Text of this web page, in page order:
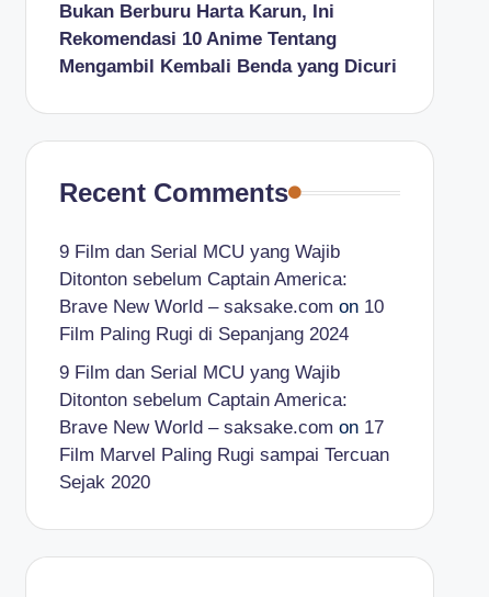
Bukan Berburu Harta Karun, Ini
Rekomendasi 10 Anime Tentang
Mengambil Kembali Benda yang Dicuri
Recent Comments
9 Film dan Serial MCU yang Wajib
Ditonton sebelum Captain America:
Brave New World – saksake.com on 10
Film Paling Rugi di Sepanjang 2024
9 Film dan Serial MCU yang Wajib
Ditonton sebelum Captain America:
Brave New World – saksake.com on 17
Film Marvel Paling Rugi sampai Tercuan
Sejak 2020